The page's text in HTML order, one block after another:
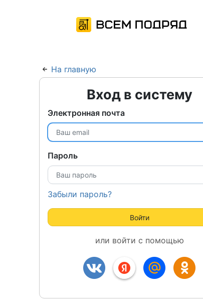
На главную
Вход в систему
Электронная почта
Пароль
Забыли пароль?
Войти
или войти с помощью